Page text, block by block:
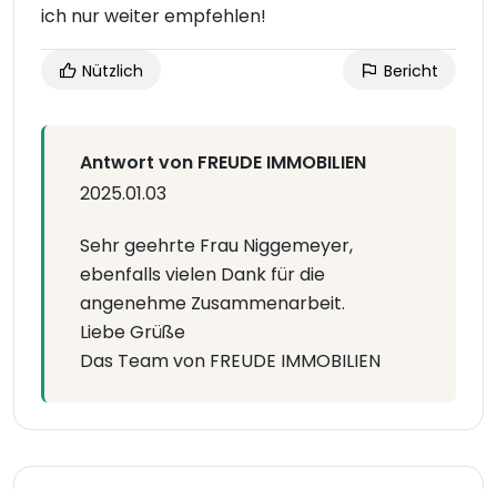
ich nur weiter empfehlen!
Nützlich Bericht
Antwort von FREUDE IMMOBILIEN
2025.01.03
Sehr geehrte Frau Niggemeyer,
ebenfalls vielen Dank für die
angenehme Zusammenarbeit.
Liebe Grüße
Das Team von FREUDE IMMOBILIEN